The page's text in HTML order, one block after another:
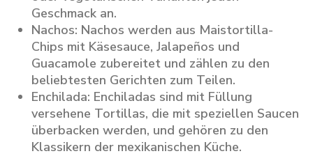
Geschmack an.
Nachos: Nachos werden aus Maistortilla-
Chips mit Käsesauce, Jalapeños und
Guacamole zubereitet und zählen zu den
beliebtesten Gerichten zum Teilen.
Enchilada: Enchiladas sind mit Füllung
versehene Tortillas, die mit speziellen Saucen
überbacken werden, und gehören zu den
Klassikern der mexikanischen Küche.